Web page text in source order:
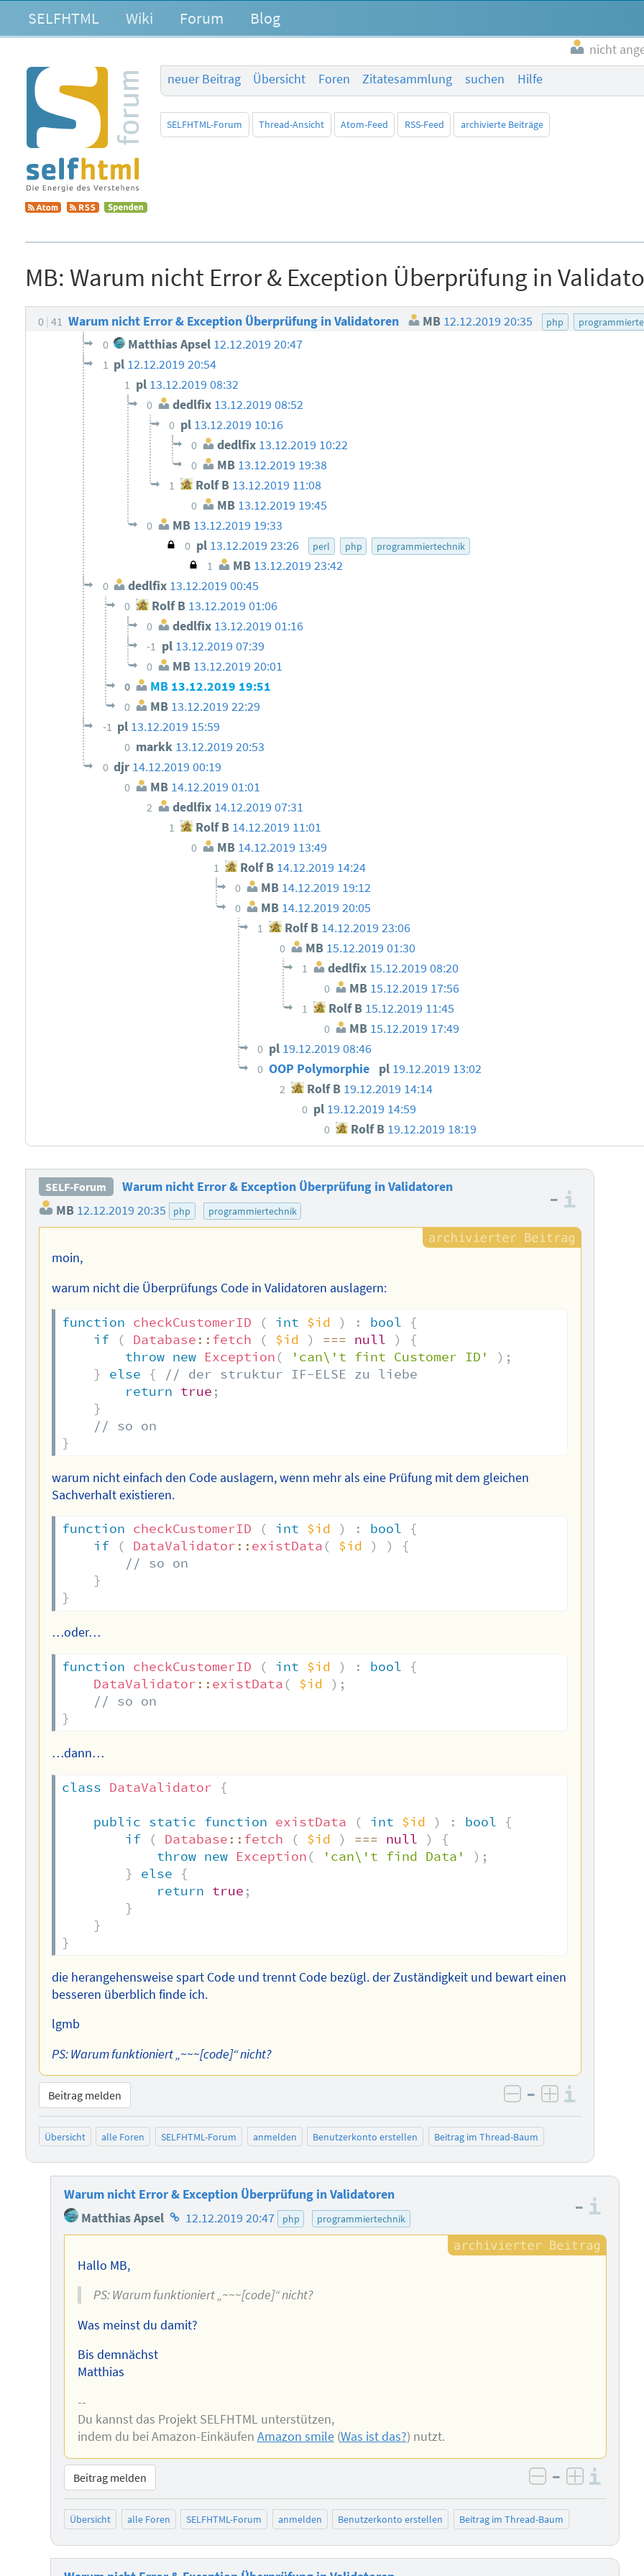
SELFHTML Wiki Forum Blog
nicht
neuer Beitrag
Übersicht Foren Zitatesammlung suchen Hilfe
SELFHTML-Forum Thread-Ansicht Atom-Feed RSS-Feed archivierte Beiträge
MB: Warum nicht Error & Exception Überprüfung in
0 41 Warum nicht Error & Exception Überprüfung in Validatoren MB 12.12.2019 20:35 php
0 Matthias Apsel 12.12.2019 20:47
1 pl 12.12.2019 20:54
1 pl 13.12.2019 08:32
0 dedlfix 13.12.2019 08:52
0 pl 13.12.2019 10:16
0 dedlfix 13.12.2019 10:22
0 MB 13.12.2019 19:38
1 Rolf B 13.12.2019 11:08
0 MB 13.12.2019 19:45
0 MB 13.12.2019 19:33
0 pl 13.12.2019 23:26 perl php programmiertechnik
1 MB 13.12.2019 23:42
0 dedlfix 13.12.2019 00:45
0 Rolf B 13.12.2019 01:06
0 dedlfix 13.12.2019 01:16
-1 pl 13.12.2019 07:39
0 MB 13.12.2019 20:01
0 MB 13.12.2019 19:51
0 MB 13.12.2019 22:29
-1 pl 13.12.2019 15:59
0 markk 13.12.2019 20:53
0 djr 14.12.2019 00:19
0 MB 14.12.2019 01:01
2 dedlfix 14.12.2019 07:31
1 Rolf B 14.12.2019 11:01
0 MB 14.12.2019 13:49
1 Rolf B 14.12.2019 14:24
0 MB 14.12.2019 19:12
0 MB 14.12.2019 20:05
1 Rolf B 14.12.2019 23:06
0 MB 15.12.2019 01:30
1 dedlfix 15.12.2019 08:20
0 MB 15.12.2019 17:56
1 Rolf B 15.12.2019 11:45
0 MB 15.12.2019 17:49
0 pl 19.12.2019 08:46
0 OOP Polymorphie pl 19.12.2019 13:02
2 Rolf B 19.12.2019 14:14
0 pl 19.12.2019 14:59
0 Rolf B 19.12.2019 18:19
SELF-Forum
Warum nicht Error & Exception Überprüfung in Validatoren
MB 12.12.2019 20:35 php programmiertechnik
–
moin,
warum nicht die Überprüfungs Code in Validatoren auslagern:
function checkCustomerID ( int $id ) : bool
{
if
( Database :: fetch ( $id ) === null )
{
throw new Exception ( 'can\'t fint Customer ID' ) ;
}
else {
// der struktur IF-ELSE zu liebe
return true ;
}
// so on
}
warum nicht einfach den Code auslagern, wenn mehr als eine Prüfung mit dem gleichen
Sachverhalt existieren.
function checkCustomerID ( int $id ) : bool
{
if
( DataValidator :: existData ( $id ) )
{
// so on
}
}
…oder…
function checkCustomerID ( int $id ) : bool
{
DataValidator :: existData ( $id ) ;
// so on
}
…dann…
class DataValidator {
public static function existData ( int $id ) : bool
{
if
( Database :: fetch ( $id ) === null )
{
throw new Exception ( 'can\'t find Data' ) ;
}
else
{
return true ;
}
}
}
die herangehensweise spart Code und trennt Code bezügl. der Zuständigkeit und bewart einen
besseren überblich finde ich.
lgmb
PS: Warum funktioniert „~~~[code]“ nicht?
Beitrag melden negativ bewerten
– positiv
Übersicht alle Foren SELFHTML-Forum anmelden Benutzerkonto erstellen Beitrag im Thread-Baum
Warum nicht Error & Exception Überprüfung in Validatoren
Matthias Apsel Homepage
des
12.12.2019 20:47 php programmiertechnik
–
Hallo MB,
PS: Warum funktioniert „~~~[code]“ nicht?
Was meinst du damit?
Bis demnächst
Matthias
--
Du kannst das Projekt SELFHTML unterstützen,
indem du bei Amazon-Einkäufen Amazon smile(Was ist das?) nutzt.
Beitrag melden negativ
– positiv
Übersicht alle Foren SELFHTML-Forum anmelden Benutzerkonto erstellen Beitrag im Thread-Baum